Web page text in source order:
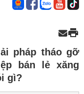
pháp tháo gỡ
bán lẻ xăng
gì?